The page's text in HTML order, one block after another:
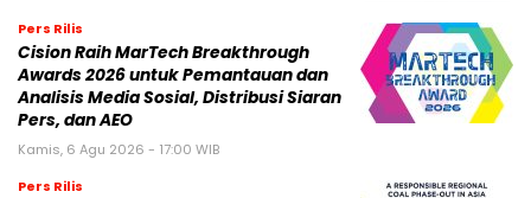
Pers Rilis
Cision Raih MarTech Breakthrough
Awards 2026 untuk Pemantauan dan
Analisis Media Sosial, Distribusi Siaran
Pers, dan AEO
Kamis, 6 Agu 2026 - 17:00 WIB
Pers Rilis